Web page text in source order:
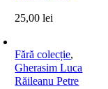
25,00lei
Fără colecție,
Gherasim Luca
Răileanu Petre